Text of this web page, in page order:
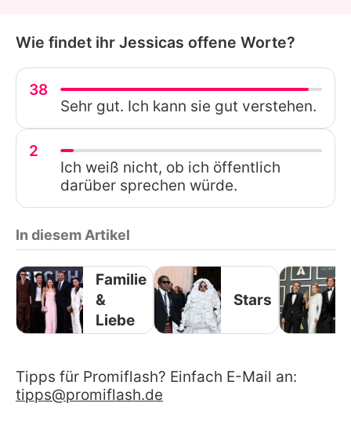
Wie findet ihr Jessicas offene Worte?
38
Sehr gut. Ich kann sie gut verstehen.
2
Ich weiß nicht, ob ich öffentlich
darüber sprechen würde.
In diesem Artikel
Familie
&
Liebe
Stars
Tipps für Promiflash? Einfach E-Mail an:
tipps@promiflash.de